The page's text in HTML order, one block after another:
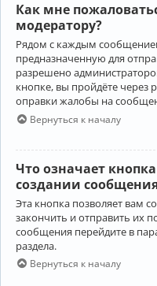
Как мне
модератору?
Рядом с каждым
предназначенную для
разрешено
кнопке, вы пройдёте через
оправки жалобы на
Вернуться к началу
Что означает
создании
Эта кнопка позволяет вам
закончить и отправить их
сообщения перейдите в
раздела.
Вернуться к началу